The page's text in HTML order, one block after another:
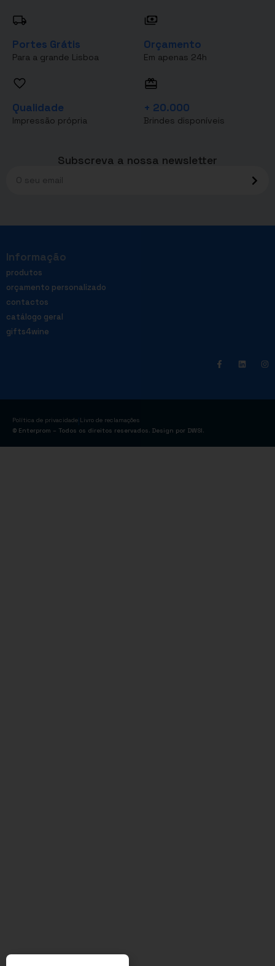
Portes Grátis
Para a grande Lisboa
Orçamento
Em apenas 24h
Qualidade
Impressão própria
+ 20.000
Brindes disponíveis
Subscreva a nossa newsletter
Informação
produtos
orçamento personalizado
contactos
catálogo geral
gifts4wine
Política de privacidade Livro de reclamações
© Enterprom – Todos os direitos reservados. Design por DWSI.